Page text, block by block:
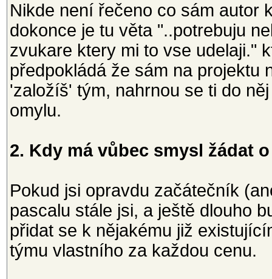
Nikde není řečeno co sám autor
dokonce je tu věta "..potrebuju
zvukare ktery mi to vse udelaji."
předpokládá že sám na projektu
'založíš' tým, nahrnou se ti do
omylu.
2. Kdy má vůbec smysl žádat
Pokud jsi opravdu začátečník
pascalu stále jsi, a ještě dlouho
přidat se k nějakému již
týmu vlastního za každou cenu.